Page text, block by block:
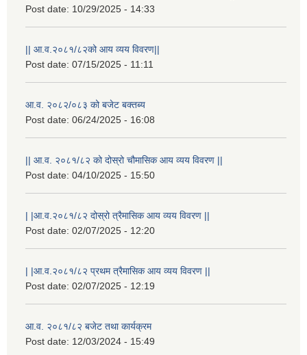
Post date: 10/29/2025 - 14:33
|| आ.व.२०८१/८२को आय व्यय विवरण||
Post date: 07/15/2025 - 11:11
आ.व. २०८२/०८३ को बजेट बक्तब्य
Post date: 06/24/2025 - 16:08
|| आ.व. २०८१/८२ को दोस्रो चौमासिक आय व्यय विवरण ||
Post date: 04/10/2025 - 15:50
| |आ.व.२०८१/८२ दोस्रो त्रैमासिक आय व्यय विवरण ||
Post date: 02/07/2025 - 12:20
| |आ.व.२०८१/८२ प्रथम त्रैमासिक आय व्यय विवरण ||
Post date: 02/07/2025 - 12:19
आ.व. २०८१/८२ बजेट तथा कार्यक्रम
Post date: 12/03/2024 - 15:49